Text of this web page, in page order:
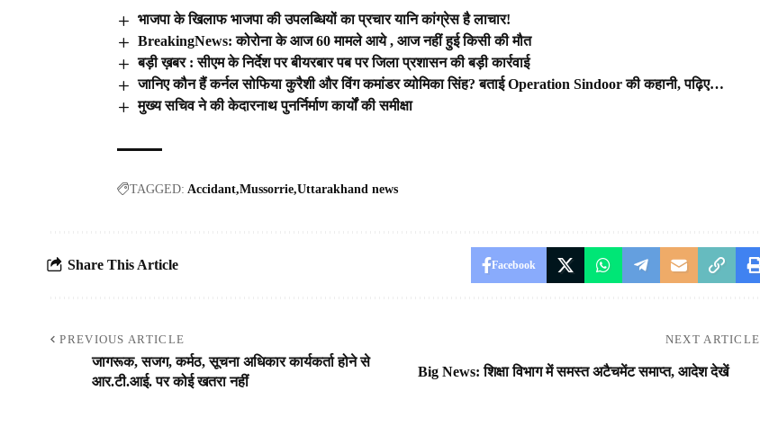
भाजपा के खिलाफ भाजपा की उपलब्धियों का प्रचार यानि कांग्रेस है लाचार!
BreakingNews: कोरोना के आज 60 मामले आये , आज नहीं हुई किसी की मौत
बड़ी ख़बर : सीएम के निर्देश पर बीयरबार पब पर जिला प्रशासन की बड़ी कार्रवाई
जानिए कौन हैं कर्नल सोफिया कुरैशी और विंग कमांडर व्योमिका सिंह? बताई Operation Sindoor की कहानी, पढ़िए…
मुख्य सचिव ने की केदारनाथ पुनर्निर्माण कार्यों की समीक्षा
TAGGED: Accidant Mussorrie Uttarakhand news
Share This Article Facebook
PREVIOUS ARTICLE
जागरूक, सजग, कर्मठ, सूचना अधिकार कार्यकर्ता होने से
आर.टी.आई. पर कोई खतरा नहीं
NEXT ARTICLE
Big News: शिक्षा विभाग में समस्त अटैचमेंट समाप्त, आदेश देखें